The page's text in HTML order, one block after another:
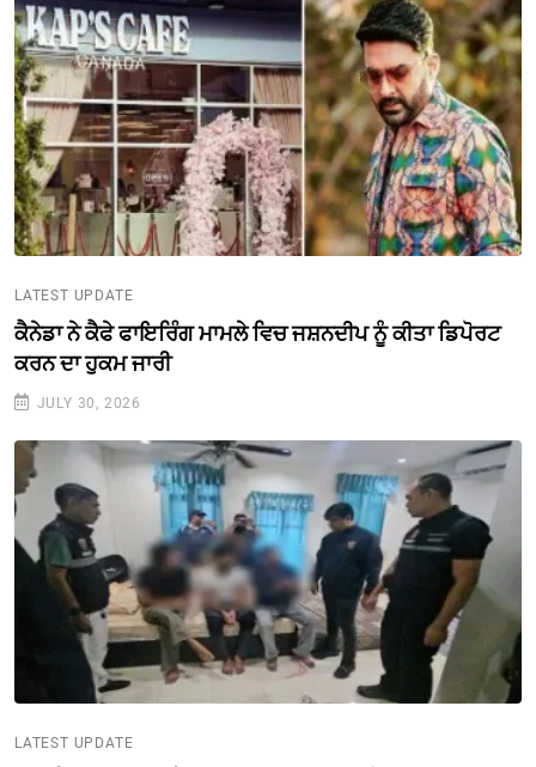
LATEST UPDATE
ਕੈਨੇਡਾ ਨੇ ਕੈਫੇ ਫਾਇਰਿੰਗ ਮਾਮਲੇ ਵਿਚ ਜਸ਼ਨਦੀਪ ਨੂੰ ਕੀਤਾ ਡਿਪੋਰਟ
ਕਰਨ ਦਾ ਹੁਕਮ ਜਾਰੀ
JULY 30, 2026
LATEST UPDATE